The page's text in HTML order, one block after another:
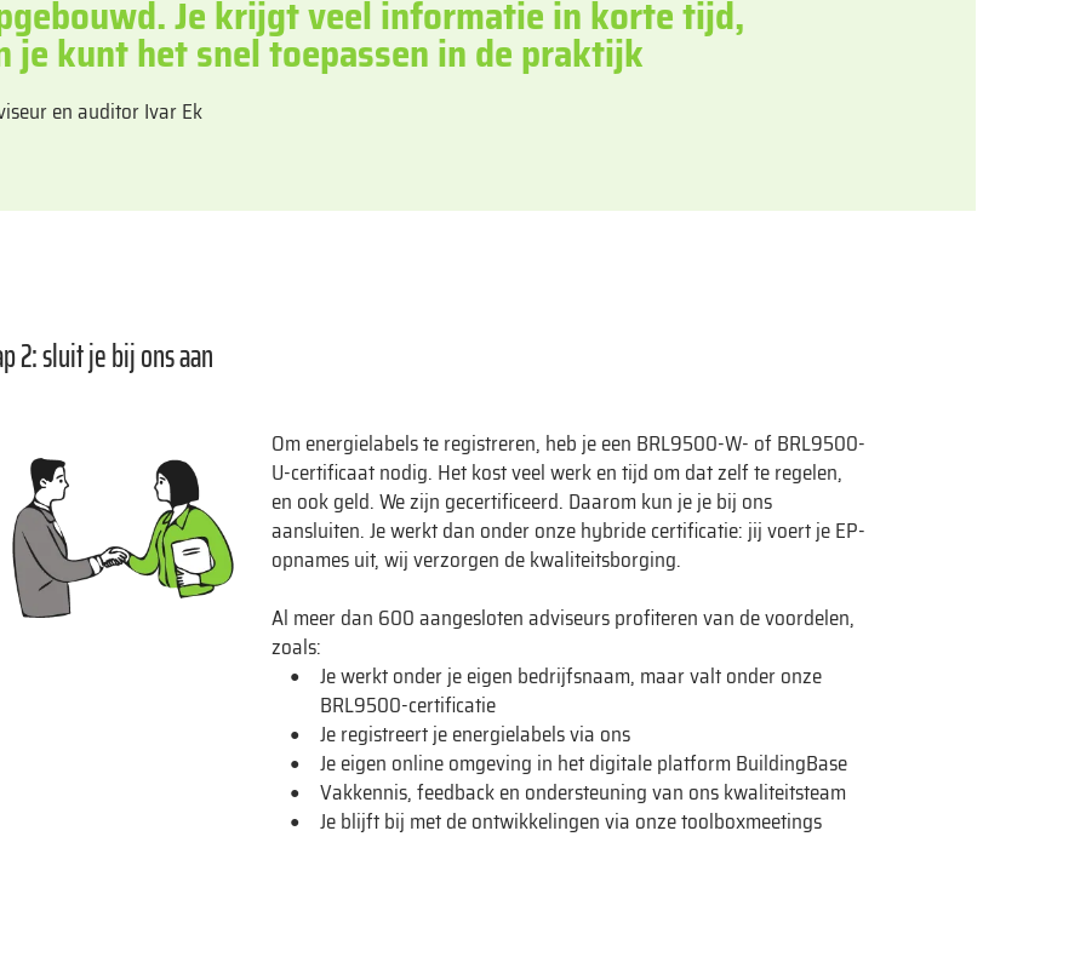
Je krijgt veel informatie in korte tijd,
je kunt het snel toepassen in de praktijk
en auditor Ivar Ek
2: sluit je bij ons aan
Om energielabels te registreren, heb je een BRL9500-W- of BRL9500-
U-certificaat nodig. Het kost veel werk en tijd om dat zelf te regelen,
en ook geld. We zijn gecertificeerd. Daarom kun je je bij ons
aansluiten. Je werkt dan onder onze hybride certificatie: jij voert je EP-
opnames uit, wij verzorgen de kwaliteitsborging.
Al meer dan 600 aangesloten adviseurs profiteren van de voordelen,
zoals:
Je werkt onder je eigen bedrijfsnaam, maar valt onder onze
BRL9500-certificatie
Je registreert je energielabels via ons
Je eigen online omgeving in het digitale platform BuildingBase
Vakkennis, feedback en ondersteuning van ons kwaliteitsteam
Je blijft bij met de ontwikkelingen via onze toolboxmeetings